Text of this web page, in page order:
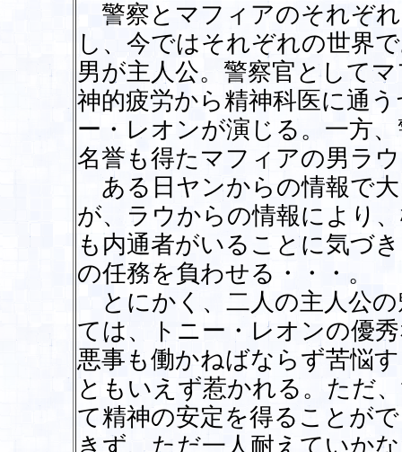
警察とマフィアのそれぞ
し、今ではそれぞれの世界
男が主人公。警察官として
神的疲労から精神科医に通
ー・レオンが演じる。一方
名誉も得たマフィアの男ラ
ある日ヤンからの情報で
が、ラウからの情報により
も内通者がいることに気づ
の任務を負わせる・・・。
とにかく、二人の主人公
ては、トニー・レオンの優
悪事も働かねばならず苦悩
ともいえず惹かれる。ただ
て精神の安定を得ることが
きず、ただ一人耐えていか